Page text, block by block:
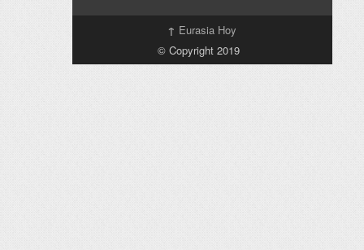
↑ Eurasia Hoy
© Copyright 2019